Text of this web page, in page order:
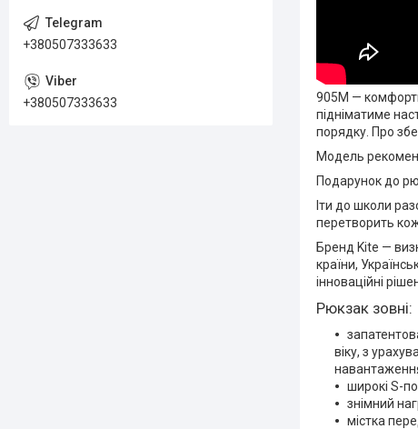
905M —
підніматиме
порядку. Про
Модель
Подарунок до
Іти до школи
перетворить
Бренд Kite —
країни,
інноваційні
Рюкзак зовні:
віку, з
широкі S-
знімний
містка
+380507333633
+380507333633